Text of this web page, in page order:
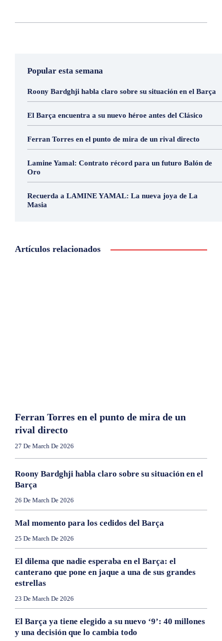
Popular esta semana
Roony Bardghji habla claro sobre su situación en el Barça
El Barça encuentra a su nuevo héroe antes del Clásico
Ferran Torres en el punto de mira de un rival directo
Lamine Yamal: Contrato récord para un futuro Balón de
Oro
Recuerda a LAMINE YAMAL: La nueva joya de La
Masia
Artículos relacionados
Ferran Torres en el punto de mira de un
rival directo
27 De March De 2026
Roony Bardghji habla claro sobre su situación en el
Barça
26 De March De 2026
Mal momento para los cedidos del Barça
25 De March De 2026
El dilema que nadie esperaba en el Barça: el
canterano que pone en jaque a una de sus grandes
estrellas
23 De March De 2026
El Barça ya tiene elegido a su nuevo ‘9’: 40 millones
y una decisión que lo cambia todo